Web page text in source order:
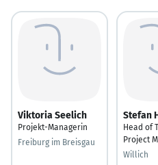
Viktoria Seelich
Projekt-Managerin
Freiburg im Breisgau
Stefan
Head of
Project
Willich